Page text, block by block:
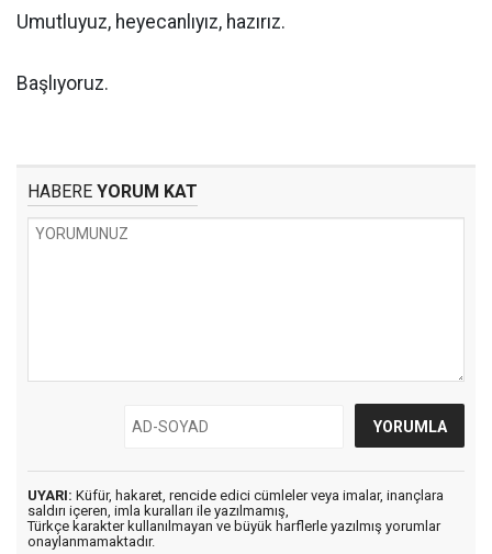
Umutluyuz, heyecanlıyız, hazırız.
Başlıyoruz.
HABERE YORUM KAT
UYARI: Küfür, hakaret, rencide edici cümleler veya imalar, inançlara
saldırı içeren, imla kuralları ile yazılmamış,
Türkçe karakter kullanılmayan ve büyük harflerle yazılmış yorumlar
onaylanmamaktadır.